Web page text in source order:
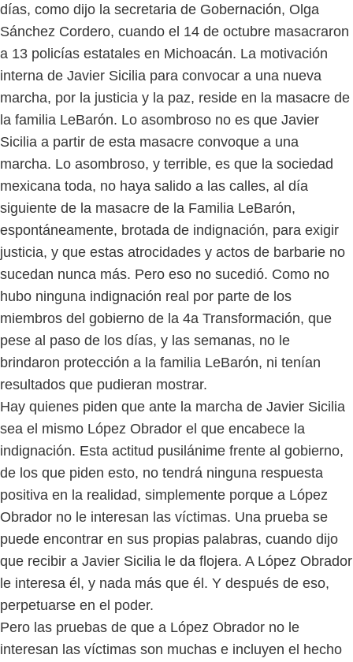
días, como dijo la secretaria de Gobernación, Olga
Sánchez Cordero, cuando el 14 de octubre masacraron
a 13 policías estatales en Michoacán. La motivación
interna de Javier Sicilia para convocar a una nueva
marcha, por la justicia y la paz, reside en la masacre de
la familia LeBarón. Lo asombroso no es que Javier
Sicilia a partir de esta masacre convoque a una
marcha. Lo asombroso, y terrible, es que la sociedad
mexicana toda, no haya salido a las calles, al día
siguiente de la masacre de la Familia LeBarón,
espontáneamente, brotada de indignación, para exigir
justicia, y que estas atrocidades y actos de barbarie no
sucedan nunca más. Pero eso no sucedió. Como no
hubo ninguna indignación real por parte de los
miembros del gobierno de la 4a Transformación, que
pese al paso de los días, y las semanas, no le
brindaron protección a la familia LeBarón, ni tenían
resultados que pudieran mostrar.
Hay quienes piden que ante la marcha de Javier Sicilia
sea el mismo López Obrador el que encabece la
indignación. Esta actitud pusilánime frente al gobierno,
de los que piden esto, no tendrá ninguna respuesta
positiva en la realidad, simplemente porque a López
Obrador no le interesan las víctimas. Una prueba se
puede encontrar en sus propias palabras, cuando dijo
que recibir a Javier Sicilia le da flojera. A López Obrador
le interesa él, y nada más que él. Y después de eso,
perpetuarse en el poder.
Pero las pruebas de que a López Obrador no le
interesan las víctimas son muchas e incluyen el hecho